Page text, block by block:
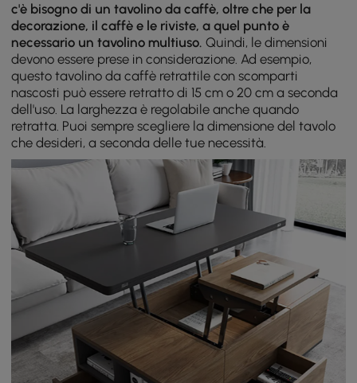
c'è bisogno di un tavolino da caffè, oltre che per la
decorazione, il caffè e le riviste, a quel punto è
necessario un tavolino multiuso.Quindi, le dimensioni
devono essere prese in considerazione. Ad esempio,
questo tavolino da caffè retrattile con scomparti
nascosti può essere retratto di 15 cm o 20 cm a seconda
dell'uso. La larghezza è regolabile anche quando
retratta. Puoi sempre scegliere la dimensione del tavolo
che desideri, a seconda delle tue necessità.